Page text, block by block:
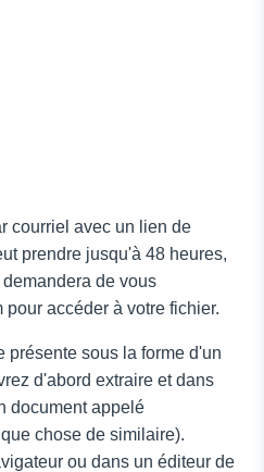
courriel avec un lien de
prendre jusqu'à 48 heures,
de vous
pour accéder à votre fichier.
présente sous la forme d'un
d'abord extraire et dans
document appelé
chose de similaire).
ou dans un éditeur de